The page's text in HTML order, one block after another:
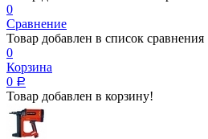
0
Сравнение
Товар добавлен в список сравнения
0
Корзина
0 Р
Товар добавлен в корзину!